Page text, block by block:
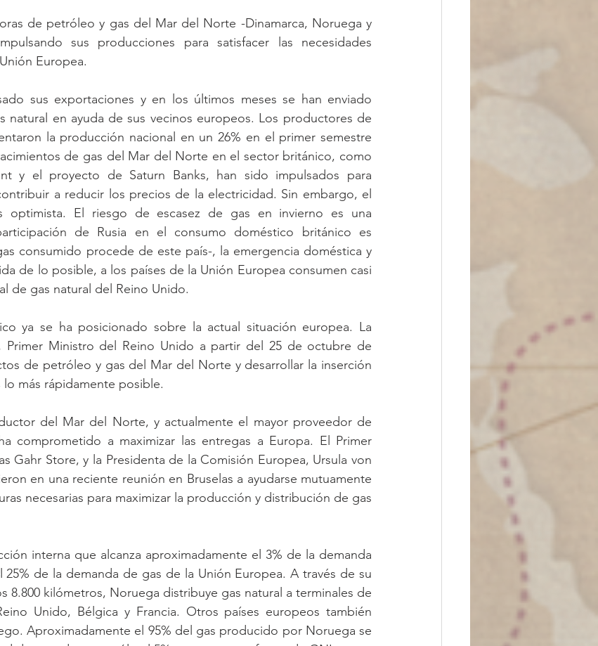
de petróleo y gas del Mar del Norte -Dinamarca, Noruega y
sus producciones para satisfacer las necesidades
Europea.
sus exportaciones y en los últimos meses se han enviado
natural en ayuda de sus vecinos europeos. Los productores de
la producción nacional en un 26% en el primer semestre
de gas del Mar del Norte en el sector británico, como
y el proyecto de Saturn Banks, han sido impulsados para
a reducir los precios de la electricidad. Sin embargo, el
optimista. El riesgo de escasez de gas en invierno es una
de Rusia en el consumo doméstico británico es
consumido procede de este país-, la emergencia doméstica y
de lo posible, a los países de la Unión Europea consumen casi
de gas natural del Reino Unido.
ya se ha posicionado sobre la actual situación europea. La
Primer Ministro del Reino Unido a partir del 25 de octubre de
de petróleo y gas del Mar del Norte y desarrollar la inserción
más rápidamente posible.
del Mar del Norte, y actualmente el mayor proveedor de
comprometido a maximizar las entregas a Europa. El Primer
Gahr Store, y la Presidenta de la Comisión Europea, Ursula von
en una reciente reunión en Bruselas a ayudarse mutuamente
necesarias para maximizar la producción y distribución de gas
interna que alcanza aproximadamente el 3% de la demanda
de la demanda de gas de la Unión Europea. A través de su
8.800 kilómetros, Noruega distribuye gas natural a terminales de
Unido, Bélgica y Francia. Otros países europeos también
Aproximadamente el 95% del gas producido por Noruega se